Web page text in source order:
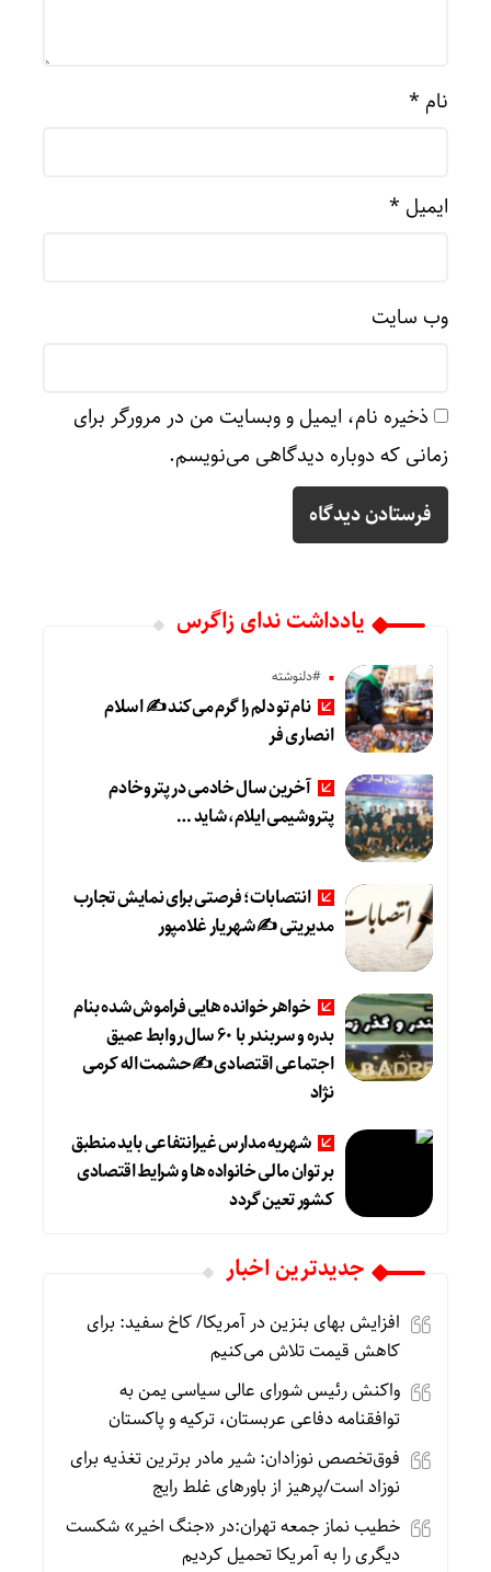
نام *
ایمیل *
وب‌ سایت
ذخیره نام، ایمیل و وبسایت من در مرورگر برای
زمانی که دوباره دیدگاهی می‌نویسم.
یادداشت ندای زاگرس
#دلنوشته
نام تو دلم را گرم می‌کند ✍️ اسلام
انصاری فر
آخرین سال خادمی در پتروخادم
پتروشیمی ایلام، شاید …
انتصابات؛ فرصتی برای نمایش تجارب
مدیریتی ✍ شهریار غلامپور
خواهر خوانده هایی فراموش شده بنام
بدره و سربندر با ۶۰ سال روابط عمیق
اجتماعی اقتصادی ✍حشمت اله کرمی
نژاد
شهریه مدارس غیرانتفاعی باید منطبق
بر توان مالی خانواده ها و شرایط اقتصادی
کشور تعین گردد
جديدترين اخبار
افزایش بهای بنزین در آمریکا/ کاخ سفید: برای
کاهش قیمت تلاش می‌کنیم
واکنش رئیس شورای عالی سیاسی یمن به
توافقنامه دفاعی عربستان، ترکیه و پاکستان
فوق‌تخصص نوزادان: شیر مادر برترین تغذیه برای
نوزاد است/پرهیز از باورهای غلط رایج
خطیب نماز جمعه تهران:در «جنگ اخیر» شکست
دیگری را به آمریکا تحمیل کردیم